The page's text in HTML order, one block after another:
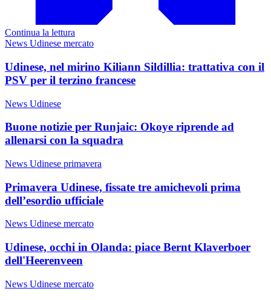
Continua la lettura
News Udinese mercato
Udinese, nel mirino Kiliann Sildillia: trattativa con il
PSV per il terzino francese
News Udinese
Buone notizie per Runjaic: Okoye riprende ad
allenarsi con la squadra
News Udinese primavera
Primavera Udinese, fissate tre amichevoli prima
dell’esordio ufficiale
News Udinese mercato
Udinese, occhi in Olanda: piace Bernt Klaverboer
dell'Heerenveen
News Udinese mercato